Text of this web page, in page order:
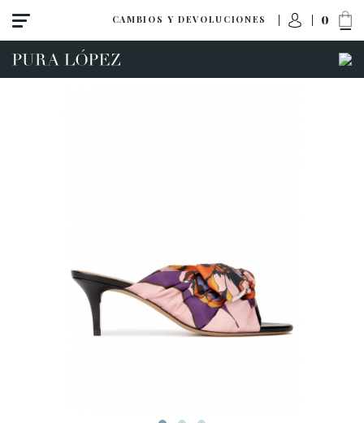
CAMBIOS Y DEVOLUCIONES 0